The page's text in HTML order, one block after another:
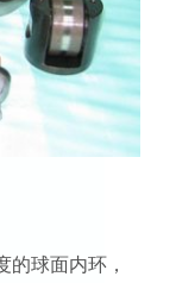
球面内环，